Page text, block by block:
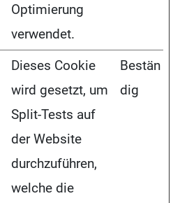
Optimierung
verwendet.
Dieses Cookie
wird gesetzt, um
Split-Tests auf
der Website
durchzuführen,
welche die
Bestän
dig